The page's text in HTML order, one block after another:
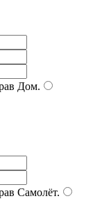
Дом.
Самолёт.